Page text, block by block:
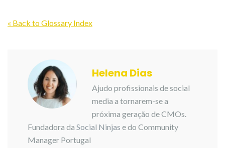
« Back to Glossary Index
Helena Dias
Ajudo profissionais de social
media a tornarem-se a
próxima geração de CMOs.
Fundadora da Social Ninjas e do Community
Manager Portugal